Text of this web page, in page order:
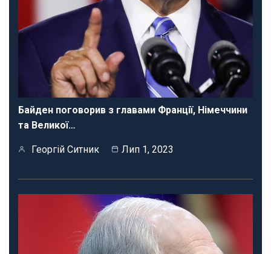
Байден поговорив з главами Франції, Німеччини
та Великої…
Георгій Ситник Лип 1, 2023